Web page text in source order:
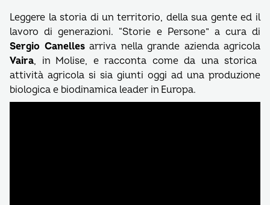
Leggere la storia di un territorio, della sua gente ed il
lavoro di generazioni. “Storie e Persone” a cura di
Sergio Canellesarriva nella grande azienda agricola
Vaira, in Molise, e racconta come da una storica
attività agricola si sia giunti oggi ad una produzione
biologica e biodinamica leader in Europa.